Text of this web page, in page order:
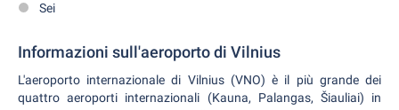
Sei
Informazioni sull'aeroporto di Vilnius
L'aeroporto internazionale di Vilnius (VNO) è il più grande dei
quattro aeroporti internazionali (Kauna, Palangas, Šiauliai) in